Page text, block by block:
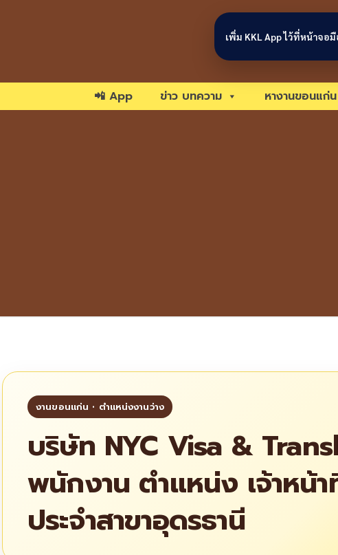
📲 App ข่าว บทความ หางานขอนแก่น
บริษัท NYC Visa &
พนักงาน ตำแหน่ง เจ้าหน้
ประจำสาขาอุดรธานี
เพิ่ม KKL App ไว้ที่หน้าจอ